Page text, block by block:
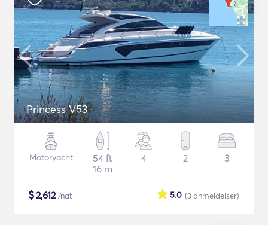
Princess V53
Motoryacht
54 ft
16 m
4 2 3
$2,612/nat (3anmeldelser)
5.0